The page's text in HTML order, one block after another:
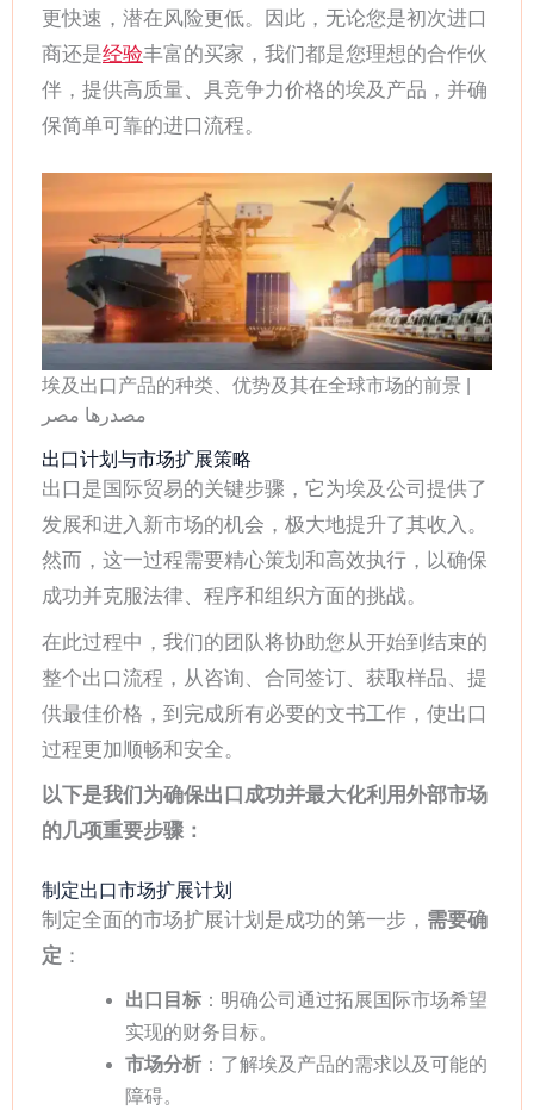
更快速，潜在风险更低。因此，无论您是初次进口
商还是经验丰富的买家，我们都是您理想的合作伙
伴，提供高质量、具竞争力价格的埃及产品，并确
保简单可靠的进口流程。
埃及出口产品的种类、优势及其在全球市场的前景 |
مصدرها مصر
出口计划与市场扩展策略
出口是国际贸易的关键步骤，它为埃及公司提供了
发展和进入新市场的机会，极大地提升了其收入。
然而，这一过程需要精心策划和高效执行，以确保
成功并克服法律、程序和组织方面的挑战。
在此过程中，我们的团队将协助您从开始到结束的
整个出口流程，从咨询、合同签订、获取样品、提
供最佳价格，到完成所有必要的文书工作，使出口
过程更加顺畅和安全。
以下是我们为确保出口成功并最大化利用外部市场
的几项重要步骤：
制定出口市场扩展计划
制定全面的市场扩展计划是成功的第一步， 需要确
定 ：
出口目标：明确公司通过拓展国际市场希望
实现的财务目标。
市场分析：了解埃及产品的需求以及可能的
障碍。